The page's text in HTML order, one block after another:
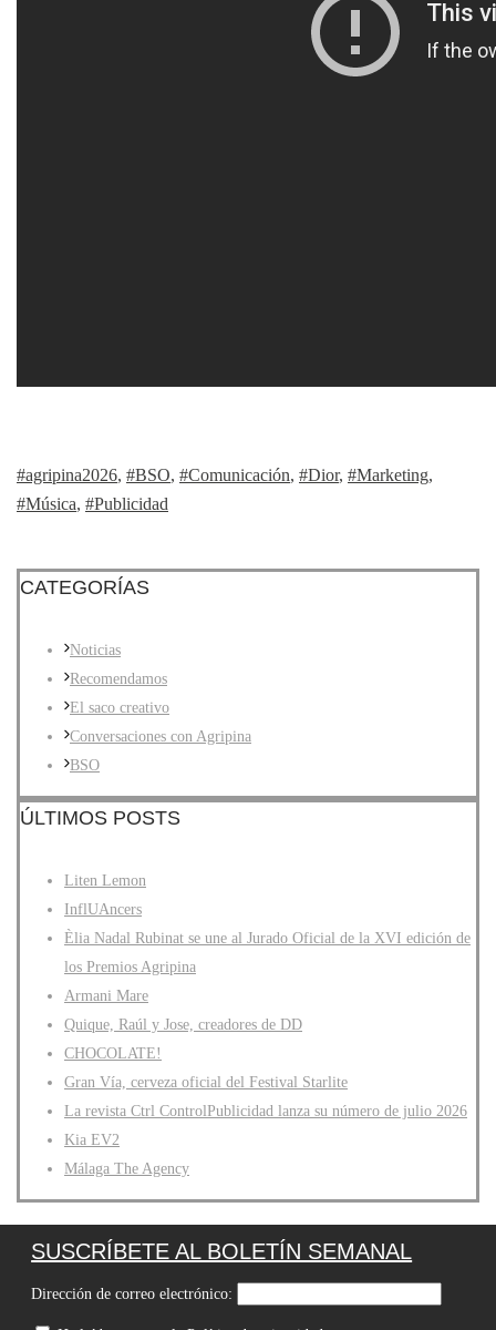
#agripina2026, #BSO, #Comunicación, #Dior, #Marketing,
#Música, #Publicidad
CATEGORÍAS
Noticias
Recomendamos
El saco creativo
Conversaciones con Agripina
BSO
ÚLTIMOS POSTS
Liten Lemon
InflUAncers
Èlia Nadal Rubinat se une al Jurado Oficial de la XVI edición de
los Premios Agripina
Armani Mare
Quique, Raúl y Jose, creadores de DD
CHOCOLATE!
Gran Vía, cerveza oficial del Festival Starlite
La revista Ctrl ControlPublicidad lanza su número de julio 2026
Kia EV2
Málaga The Agency
SUSCRÍBETE AL BOLETÍN SEMANAL
Dirección de correo electrónico: